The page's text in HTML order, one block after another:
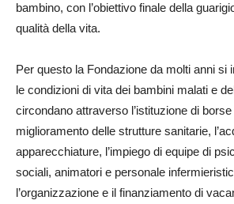
bambino, con l’obiettivo finale della
qualità della vita.
Per questo la Fondazione da molti anni si
le condizioni di vita dei bambini malati e
circondano attraverso l’istituzione di
miglioramento delle strutture sanitarie,
apparecchiature, l’impiego di equipe di
sociali, animatori e personale
l’organizzazione e il finanziamento di